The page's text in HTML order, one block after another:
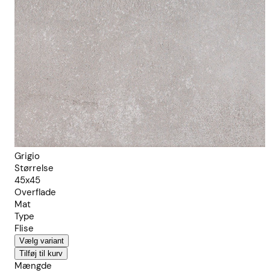
Grigio
Størrelse
45x45
Overflade
Mat
Type
Flise
Vælg variant
Tilføj til kurv
Mængde